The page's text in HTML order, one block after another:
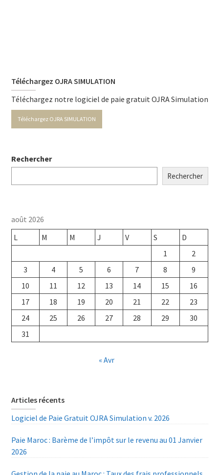
Téléchargez OJRA SIMULATION
Téléchargez notre logiciel de paie gratuit OJRA Simulation
Téléchargez OJRA SIMULATION
Rechercher
Rechercher
août 2026
L
M M J V S
D
1
2
3
4 5 6 7 8
9
10
11 12 13 14 15
16
17
18 19 20 21 22
23
24
25 26 27 28 29
30
31
« Avr
Articles récents
Logiciel de Paie Gratuit OJRA Simulation v. 2026
Paie Maroc : Barème de l’impôt sur le revenu au 01 Janvier
2026